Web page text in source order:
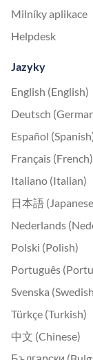
Milníky aplikace
Helpdesk
Jazyky
English (English)
Deutsch
Español
Français (French)
Italiano (Italian)
日本語
Nederlands
Polski (Polish)
Português
Svenska
Türkçe (Turkish)
中文 (Chinese)